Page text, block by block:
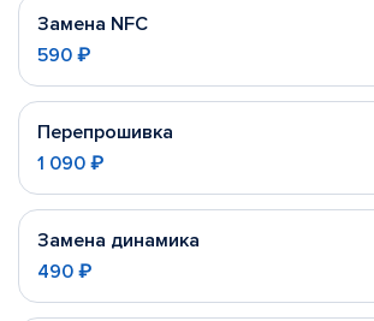
Замена NFC
590 ₽
Перепрошивка
1 090 ₽
Замена динамика
490 ₽